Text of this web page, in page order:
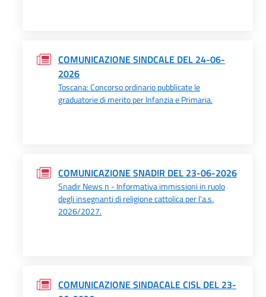
COMUNICAZIONE SINDCALE DEL 24-06-
2026
Toscana: Concorso ordinario pubblicate le
graduatorie di merito per Infanzia e Primaria.
COMUNICAZIONE SNADIR DEL 23-06-2026
Snadir News n - Informativa immissioni in ruolo
degli insegnanti di religione cattolica per l'a.s.
2026/2027.
COMUNICAZIONE SINDACALE CISL DEL 23-